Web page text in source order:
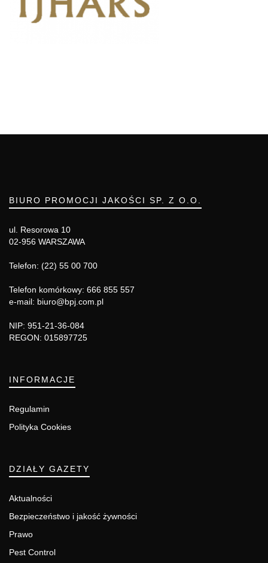
BIURO PROMOCJI JAKOŚCI SP. Z O.O.
ul. Resorowa 10
02-956 WARSZAWA
Telefon: (22) 55 00 700
Telefon komórkowy: 666 855 557
e-mail: biuro@bpj.com.pl
NIP: 951-21-36-084
REGON: 015897725
INFORMACJE
Regulamin
Polityka Cookies
DZIAŁY GAZETY
Aktualności
Bezpieczeństwo i jakość żywności
Prawo
Pest Control